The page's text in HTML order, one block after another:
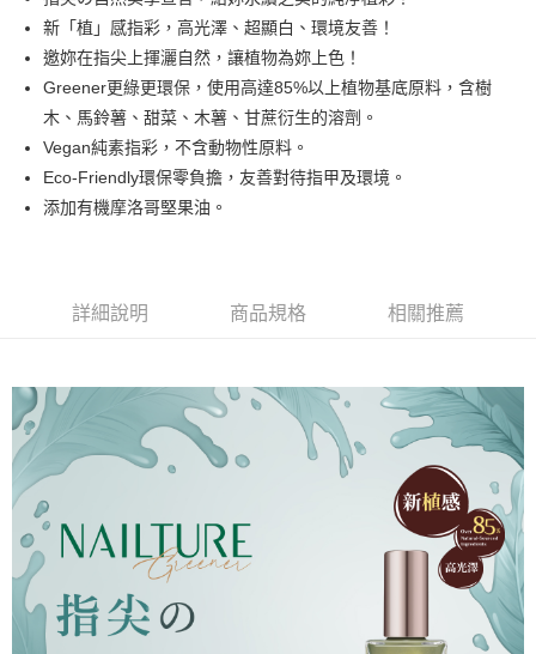
街口支付
悠遊付
運送方式
全家取貨付款
每筆NT$80，滿NT$499(含以上)免運費
新「植」感指彩，高光澤、超顯白、環境友善！
邀妳在指尖上揮灑自然，讓植物為妳上色！
Greener更綠更環保，使用高達85%以上植物基底原料，含樹
木、馬鈴薯、甜菜、木薯、甘蔗衍生的溶劑。
Vegan純素指彩，不含動物性原料。
Eco-Friendly環保零負擔，友善對待指甲及環境。
添加有機摩洛哥堅果油。
詳細說明 商品規格 相關推薦